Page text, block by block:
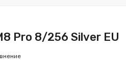
Pro 8/256 Silver EU